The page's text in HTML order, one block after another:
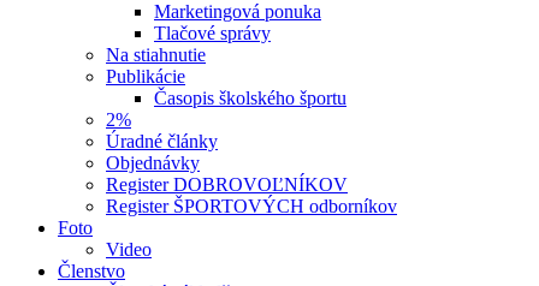
Marketingová ponuka
Tlačové správy
Na stiahnutie
Publikácie
Časopis školského športu
2%
Úradné články
Objednávky
Register DOBROVOĽNÍKOV
Register ŠPORTOVÝCH odborníkov
Foto
Video
Členstvo